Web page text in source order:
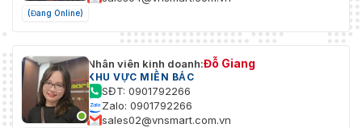
(Đang Online)
Nhân viên kinh doanh:Đỗ Giang
KHU VỰC MIỀN BẮC
SĐT: 0901792266
Zalo: 0901792266
sales02@vnsmart.com.vn